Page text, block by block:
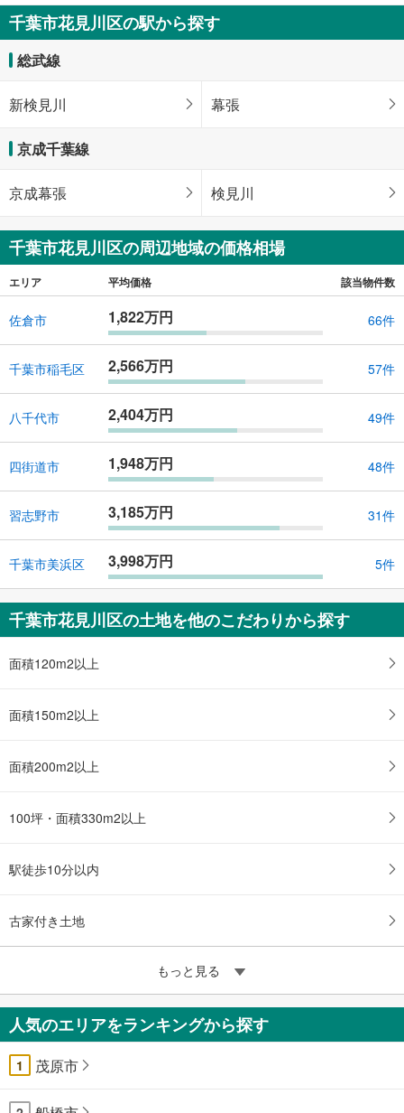
8億5,000万円
4640m2 （登記）
千葉県千葉市花見川区三角町
千葉市花見川区の駅から探す
総武線
新検見川 幕張
京成千葉線
京成幕張 検見川
千葉市花見川区の周辺地域の価格相場
エリア 平均価格 該当物件数
佐倉市 1,822万円 66件
千葉市稲毛区 2,566万円 57件
八千代市 2,404万円 49件
四街道市 1,948万円 48件
習志野市 3,185万円 31件
千葉市美浜区 3,998万円 5件
千葉市花見川区の土地を他のこだわりから探す
面積120m2以上
面積150m2以上
面積200m2以上
100坪・面積330m2以上
駅徒歩10分以内
古家付き土地
もっと見る
人気のエリアをランキングから探す
1 茂原市